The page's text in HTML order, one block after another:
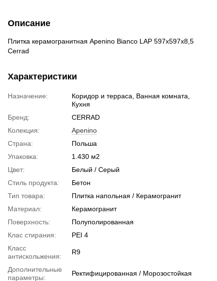
Описание
Плитка керамогранитная Apenino Bianco LAP 597x597x8,5
Cerrad
Характеристики
Назначение:
Коридор и терраса, Ванная комната,
Кухня
Бренд:
CERRAD
Колекция:
Apenino
Страна:
Польша
Упаковка:
1.430 м2
Цвет:
Белый / Серый
Стиль продукта:
Бетон
Тип товара:
Плитка напольная / Керамогранит
Материал:
Керамогранит
Поверхность:
Полуполированная
Клас стирания:
PEI 4
Класс
антискольжения:
R9
Дополнительные
параметры:
Ректифицированная / Морозостойкая